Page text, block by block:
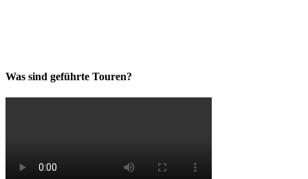
Was sind geführte Touren?